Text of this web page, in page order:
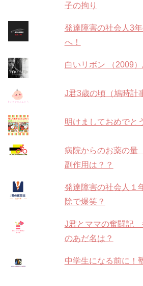
子の拘り
発達障害の社会人3
へ！
白いリボン （2009
J君3歳の頃（鳩時計
明けましておめでと
病院からのお薬の量
副作用は？？
発達障害の社会人
除で爆笑？
J君とママの奮闘記
のあだ名は？
中学生になる前に！